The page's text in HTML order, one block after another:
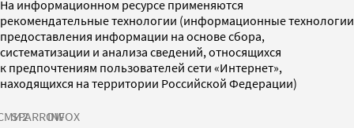
На информационном ресурсе применяются
рекомендательные технологии (информационные технологии
предоставления информации на основе сбора,
систематизации и анализа сведений, относящихся
к предпочтениям пользователей сети «Интернет»,
находящихся на территории Российской Федерации)
SPARROWINFOX